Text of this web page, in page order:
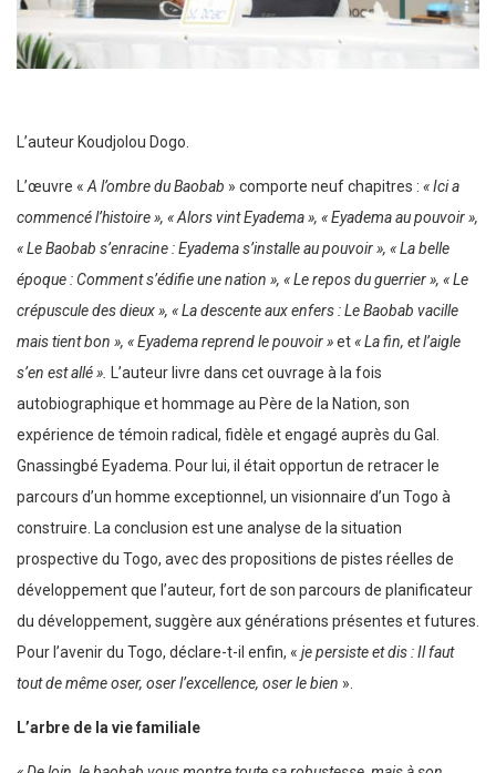
L’auteur Koudjolou Dogo.
L’œuvre « A l’ombre du Baobab » comporte neuf chapitres : « Ici a
commencé l’histoire », « Alors vint Eyadema », « Eyadema au pouvoir »,
« Le Baobab s’enracine : Eyadema s’installe au pouvoir », « La belle
époque : Comment s’édifie une nation », « Le repos du guerrier », « Le
crépuscule des dieux », « La descente aux enfers : Le Baobab vacille
mais tient bon », « Eyadema reprend le pouvoir »et« La fin, et l’aigle
s’en est allé ».
L’auteur livre dans cet ouvrage à la fois
autobiographique et hommage au Père de la Nation, son
expérience de témoin radical, fidèle et engagé auprès du Gal.
Gnassingbé Eyadema. Pour lui, il était opportun de retracer le
parcours d’un homme exceptionnel, un visionnaire d’un Togo à
construire. La conclusion est une analyse de la situation
prospective du Togo, avec des propositions de pistes réelles de
développement que l’auteur, fort de son parcours de planificateur
du développement, suggère aux générations présentes et futures.
Pour l’avenir du Togo, déclare-t-il enfin, « je persiste et dis : Il faut
tout de même oser, oser l’excellence, oser le bien ».
L’arbre de la vie familiale